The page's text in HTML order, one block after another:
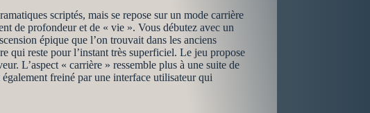
scriptés, mais se repose sur un mode carrière
de profondeur et de « vie ». Vous débutez avec un
épique que l’on trouvait dans les anciens
qui reste pour l’instant très superficiel. Le jeu propose
L’aspect « carrière » ressemble plus à une suite de
freiné par une interface utilisateur qui